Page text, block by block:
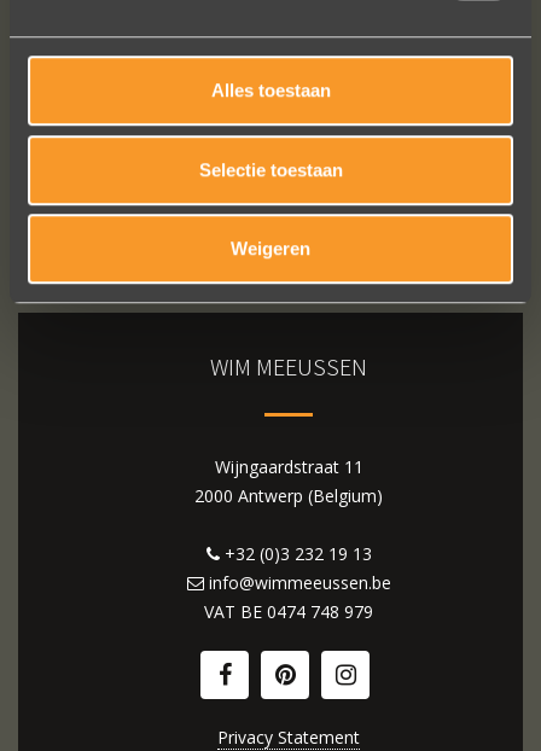
Alles toestaan
Selectie toestaan
Weigeren
WIM MEEUSSEN
Wijngaardstraat 11
2000 Antwerp (Belgium)
+32 (0)3 232 19 13
info@wimmeeussen.be
VAT BE 0474 748 979
Privacy Statement